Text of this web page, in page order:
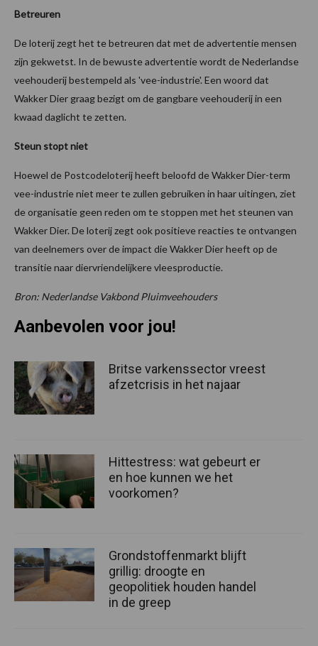
Betreuren
De loterij zegt het te betreuren dat met de advertentie mensen
zijn gekwetst. In de bewuste advertentie wordt de Nederlandse
veehouderij bestempeld als 'vee-industrie'. Een woord dat
Wakker Dier graag bezigt om de gangbare veehouderij in een
kwaad daglicht te zetten.
Steun stopt niet
Hoewel de Postcodeloterij heeft beloofd de Wakker Dier-term
vee-industrie niet meer te zullen gebruiken in haar uitingen, ziet
de organisatie geen reden om te stoppen met het steunen van
Wakker Dier. De loterij zegt ook positieve reacties te ontvangen
van deelnemers over de impact die Wakker Dier heeft op de
transitie naar diervriendelijkere vleesproductie.
Bron: Nederlandse Vakbond Pluimveehouders
Aanbevolen voor jou!
Britse varkenssector vreest
afzetcrisis in het najaar
Hittestress: wat gebeurt er
en hoe kunnen we het
voorkomen?
Grondstoffenmarkt blijft
grillig: droogte en
geopolitiek houden handel
in de greep